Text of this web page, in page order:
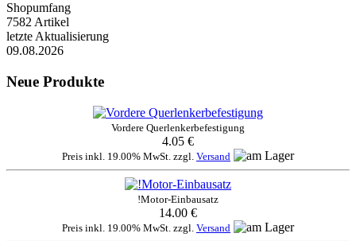
Shopumfang
7582 Artikel
letzte Aktualisierung
09.08.2026
Neue Produkte
Vordere Querlenkerbefestigung
4.05 €
Preis inkl. 19.00% MwSt. zzgl. Versand
!Motor-Einbausatz
14.00 €
Preis inkl. 19.00% MwSt. zzgl. Versand